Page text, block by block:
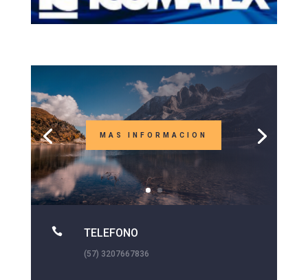
MAS INFORMACION
 TELEFONO
(57) 3207667836